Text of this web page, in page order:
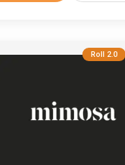
Roll 2.0